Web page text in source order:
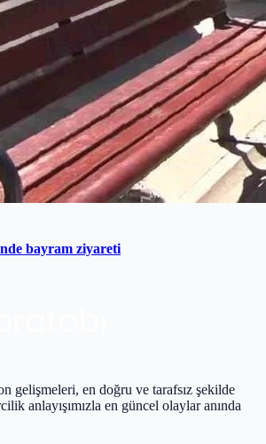
bayram ziyareti
gelişmeleri, en doğru ve tarafsız şekilde
anlayışımızla en güncel olaylar anında